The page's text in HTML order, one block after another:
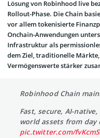
Lösung von Robinhood live
Rollout-Phase. Die Chain
vor allem tokenisierte
Onchain-Anwendungen
Infrastruktur als
dem Ziel, traditionelle
Vermögenswerte stärker
Robinhood Chain
Fast, secure, AI-
world assets from day
pic.twitter.com/